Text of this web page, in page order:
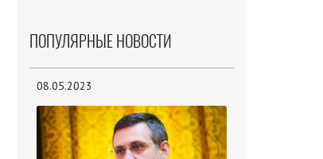
ПОПУЛЯРНЫЕ НОВОСТИ
08.05.2023